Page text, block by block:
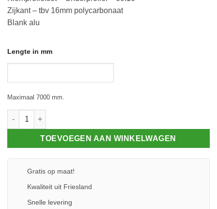
Zijkant – tbv 16mm polycarbonaat
Blank alu
Lengte in mm
Maximaal 7000 mm.
Klemprofielset - Onderprofiel - 60.16 aantal
TOEVOEGEN AAN WINKELWAGEN
Gratis op maat!
Kwaliteit uit Friesland
Snelle levering